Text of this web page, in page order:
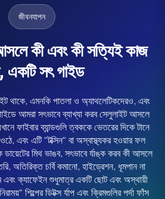
জীবনযাপন
কী এবং কী সত্যিই কাজ
একটি সৎ গাইড
থাকে, এমনকি পাতলা ও অ্যাথলেটিকদেরও, এবং
আমরা সৎভাবে ব্যাখ্যা করব সেলুলাইট আসলে
ফাইবার ব্যান্ডগুলি ত্বককে ভেতরের দিকে টানে
এবং এটি "টক্সিন" বা অস্বাস্থ্যকর হওয়ার ফল
মিথ ভাঙব, সৎভাবে র্যাঙ্ক করব কী আসলে
অতিরিক্ত চর্বি কমানো, হাইড্রেশন, ধূমপান না
এবং ক্যাফেইন শুধুমাত্র একটি ছোট এবং অস্থায়ী
শিল্পের ডিটক্স র্যাপ এবং ক্রিমগুলির পর্দা ফাঁস